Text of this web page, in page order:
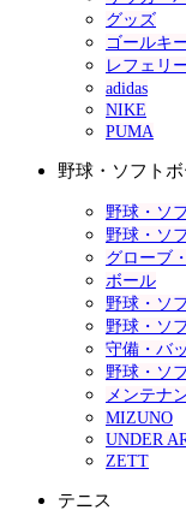
グッズ
ゴールキ
レフェリ
adidas
NIKE
PUMA
野球・ソフト
野球・ソ
野球・ソ
グローブ
ボール
野球・ソ
野球・ソ
守備・バ
野球・ソ
メンテナ
MIZUNO
UNDER
ZETT
テニス